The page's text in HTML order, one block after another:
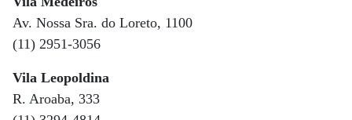
Av. Nossa Sra. do Loreto, 1100
(11) 2951-3056
Vila Leopoldina
R. Aroaba, 333